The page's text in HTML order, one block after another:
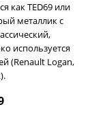
как TED69 или
металлик с
используется
(Renault Logan,